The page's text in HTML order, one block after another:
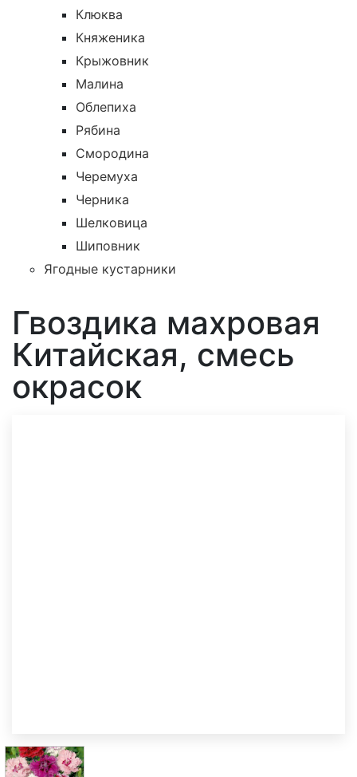
Клюква
Княженика
Крыжовник
Малина
Облепиха
Рябина
Смородина
Черемуха
Черника
Шелковица
Шиповник
Ягодные кустарники
Гвоздика махровая
Китайская, смесь
окрасок